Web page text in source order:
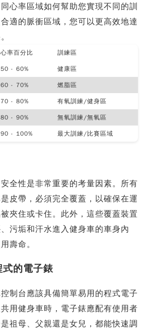
心率區域如何幫助您實現不同的訓
適的脈衝區域，您可以更高效地達
心率百分比
訓練區
50 - 60%
健康區
60 - 70%
燃脂區
70 - 80%
有氧訓練/健身區
80 - 90%
無氧訓練/無氧區
90 - 100% 最大訓練/比賽區域
全性是非常重要的考量因素。所有
皮帶，必須完全覆蓋，以確保在運
夾住或卡住。此外，這些覆蓋裝置
污垢和汗水進入健身車的車身內
壽命。
的電子錶
制台應該具備簡單易用的程式電子
用健身車時，電子錶應配有使用者
祖母、父親還是女兒，都能快速調